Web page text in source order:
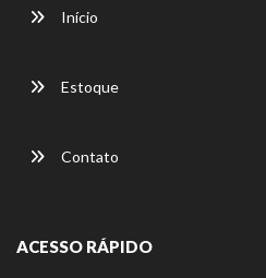
Início
Estoque
Contato
ACESSO RÁPIDO